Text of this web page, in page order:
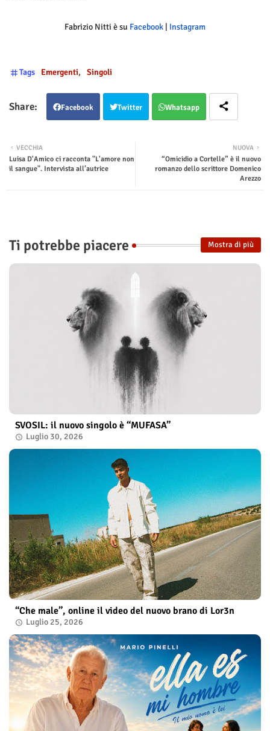
Fabrizio Nitti è su Facebook Instagram
Tags Emergenti Singoli
Facebook Twitter Whatsapp
NUOVA
“Omicidio a Cortelle” è il nuovo
romanzo dello scrittore Domenico
Arezzo
VECCHIA
Luisa D'Amico ci racconta "L'amore non
il sangue". Intervista all’autrice
Ti potrebbe piacere Mostra di più
SVOSIL: il nuovo singolo è “MUFASA”
Luglio 30, 2026
“Che male”, online il video del nuovo brano di Lor3n
Luglio 25, 2026